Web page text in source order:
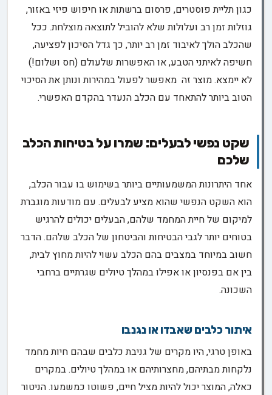
כגון תליית פוסטרים, פרסום ברשתות או חיפוש פיזי באזור,
גוזלות זמן רב ועלולות שלא להוביל לתוצאה מוצלחת. ככל
שהכלב הולך לאיבוד זמן רב יותר, כך גדל הסיכון לפציעה,
חשיפה לאיתני הטבע, או האפשרות שלעולם (חס ושלום!)
לא יימצא. מוצר זה מאפשר לפעול במהירות ונותן את הסיכוי
הטוב ביותר להתאחד עם הכלב הנעדר בהקדם האפשרי.
שקט נפשי לבעלים: שמרו על בטיחות הכלב
שלכם
אחד היתרונות המשמעותיים ביותר בשימוש בו עבור הכלב,
הוא השקט הנפשי שהוא מציע לבעלים. עם מודעות מוגברת
למיקום של חיית המחמד שלהם, הבעלים יכולים להרגיש
בטוחים יותר לגבי הבטיחות והביטחון של הכלב שלהם. הדבר
חשוב במיוחד במצבים בהם הכלב עשוי להיות מחוץ לבית,
בין אם בפנסיון או אפילו במהלך טיולים שגרתיים ברחבי
השכונה.
איתור כלבים שאבדו או נגנבו
באופן טרגי, היו מקרים של גניבת כלבים שבהם חיות מחמד
נלקחות מבתיהם, מחצרותיהם או במהלך טיולים. במקרים
כאלה, המוצר יכול להיות מציל חיים, פשוטו כמשמעו. הניטור